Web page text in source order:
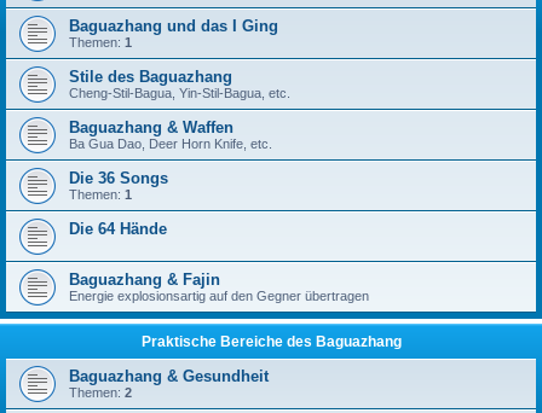
Baguazhang und das I Ging
Themen: 1
Stile des Baguazhang
Cheng-Stil-Bagua, Yin-Stil-Bagua, etc.
Baguazhang & Waffen
Ba Gua Dao, Deer Horn Knife, etc.
Die 36 Songs
Themen: 1
Die 64 Hände
Baguazhang & Fajin
Energie explosionsartig auf den Gegner übertragen
Praktische Bereiche des Baguazhang
Baguazhang & Gesundheit
Themen: 2